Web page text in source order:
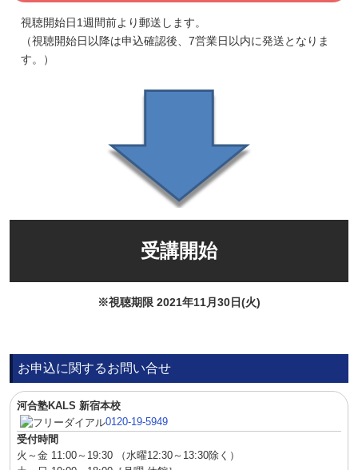
視聴開始日1週間前より郵送します。
（視聴開始日以降は申込確認後、7営業日以内に発送となりま
す。）
受講開始
※視聴期限 2021年11月30日(火)
お申込に関するお問い合せ
河合塾KALS 新宿本校
0120-19-5949
受付時間
火～金 11:00～19:30 （水曜12:30～13:30除く）